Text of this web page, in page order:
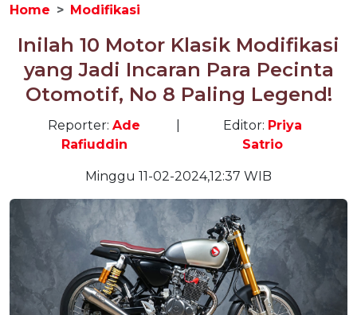
Home Modifikasi
Inilah 10 Motor Klasik Modifikasi
yang Jadi Incaran Para Pecinta
Otomotif, No 8 Paling Legend!
Reporter: Ade
Rafiuddin
Editor: Priya
Satrio
Minggu 11-02-2024,12:37 WIB